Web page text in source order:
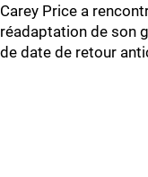
Carey Price a
réadaptation de son
de date de retour